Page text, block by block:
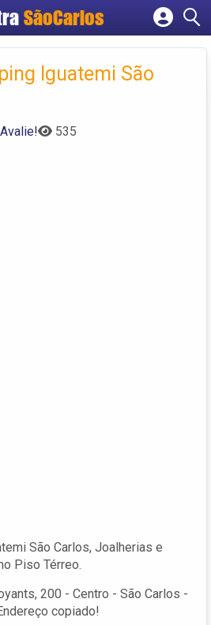
SãoCarlos
Cadastrar empresa
Criar conta
Iguatemi São
Avalie! 535
São Carlos, Joalherias e
Piso Térreo.
200 - Centro - São Carlos -
copiado!